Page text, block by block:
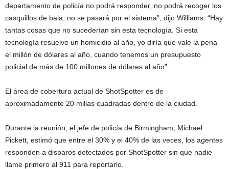
departamento de policía no podrá responder, no podrá recoger los
casquillos de bala, no se pasará por el sistema”, dijo Williams. “Hay
tantas cosas que no sucederían sin esta tecnología. Si esta
tecnología resuelve un homicidio al año, yo diría que vale la pena
el millón de dólares al año, cuando tenemos un presupuesto
policial de más de 100 millones de dólares al año”.
El área de cobertura actual de ShotSpotter es de
aproximadamente 20 millas cuadradas dentro de la ciudad.
Durante la reunión, el jefe de policía de Birmingham, Michael
Pickett, estimó que entre el 30% y el 40% de las veces, los agentes
responden a disparos detectados por ShotSpotter sin que nadie
llame primero al 911 para reportarlo.